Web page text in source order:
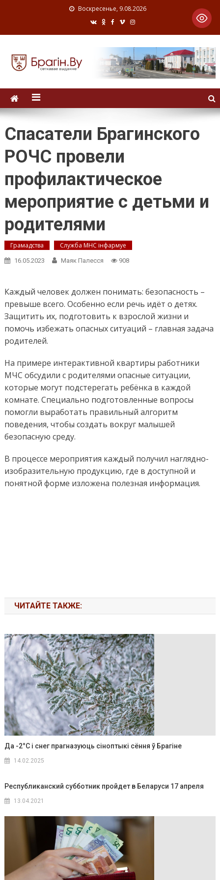
Воскресенье, 9.08.2026
Спасатели Брагинского
РОЧС провели
профилактическое
мероприятие с детьми и
родителями
Грамадства Служба МНС інфармуе
16.05.2023 Маяк Палесся 908
Каждый человек должен понимать: безопасность –
превыше всего. Особенно если речь идёт о детях.
Защитить их, подготовить к взрослой жизни и
помочь избежать опасных ситуаций – главная задача
родителей.
На примере интерактивной квартиры работники
МЧС обсудили с родителями опасные ситуации,
которые могут подстерегать ребёнка в каждой
комнате. Специально подготовленные вопросы
помогли выработать правильный алгоритм
поведения, чтобы создать вокруг малышей
безопасную среду.
В процессе мероприятия каждый получил наглядно-
изобразительную продукцию, где в доступной и
понятной форме изложена полезная информация.
ЧИТАЙТЕ ТАКЖЕ:
Да -2°C і снег прагназуюць сіноптыкі сёння ў Брагіне
14.02.2025
Республиканский субботник пройдет в Беларуси 17 апреля
13.04.2021